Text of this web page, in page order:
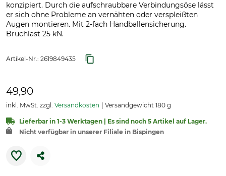
konzipiert. Durch die aufschraubbare Verbindungsöse lässt
er sich ohne Probleme an vernähten oder verspleißten
Augen montieren. Mit 2-fach Handballensicherung.
Bruchlast 25 kN.
Artikel-Nr.: 2619849435
49,90
inkl. MwSt. zzgl. Versandkosten Versandgewicht 180 g
Lieferbar in 1-3 Werktagen | Es sind noch 5 Artikel auf Lager.
Nicht verfügbar in unserer Filiale in Bispingen